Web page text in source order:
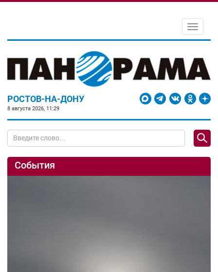
Toggle
РОСТОВ-НА-ДОНУ
8 августа 2026, 11:29
События